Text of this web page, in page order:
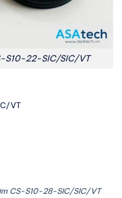
S10-22-SIC/SIC/VT
VT
CS-S10-28-SIC/SIC/VT